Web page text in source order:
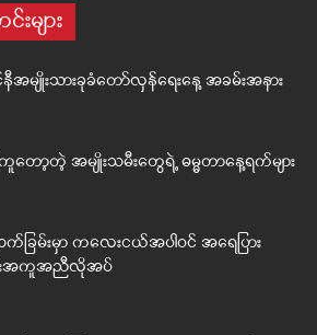
များ
အမျိုးသားခုခံတော်လှန်ရေးနေ့ အခမ်းအနား
ော့တဲ့ အမျိုးသမီးတွေရဲ့ ဓမ္မတာနေ့ရက်များ
ြမ်းမှာ ကလေးငယ်အပါဝင် အရေပြား
ဝါးအကူအညီလိုအပ်